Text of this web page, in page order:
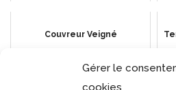
Gérer le
cookies
Couvreur Veigné